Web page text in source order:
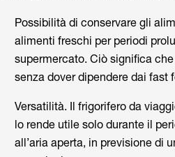
Possibilità di conservare gli
alimenti freschi per periodi
supermercato. Ciò significa
senza dover dipendere dai fast
Versatilità. Il frigorifero da
lo rende utile solo durante il
all’aria aperta, in previsione di